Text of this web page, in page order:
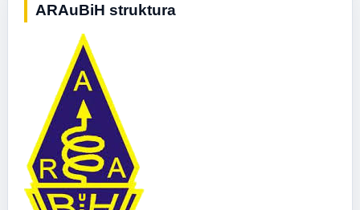
ARAuBiH struktura